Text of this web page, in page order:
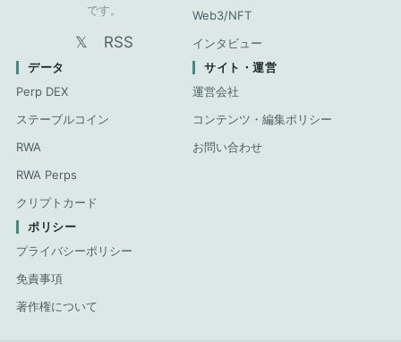
です。
𝕏 RSS
Web3/NFT
インタビュー
データ
Perp DEX
ステーブルコイン
RWA
RWA Perps
クリプトカード
サイト・運営
運営会社
コンテンツ・編集ポリシー
お問い合わせ
ポリシー
プライバシーポリシー
免責事項
著作権について